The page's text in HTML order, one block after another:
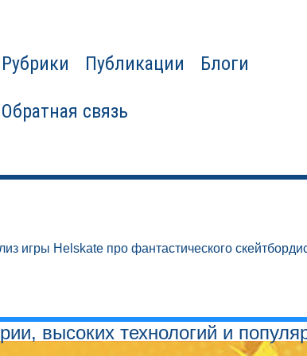
Рубрики Публикации Блоги
Обратная связь
игры Helskate про фантастического
высоких технологий и